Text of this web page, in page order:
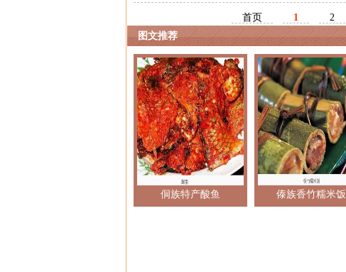
首页 1 2
图文推荐
侗族特产酸鱼 傣族香竹糯米饭